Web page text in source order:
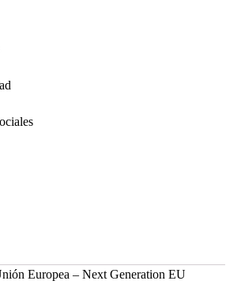
Europea – Next Generation EU